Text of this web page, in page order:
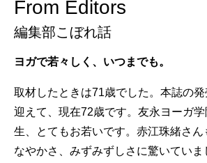
From Editors
編集部こぼれ話
ヨガで若々しく、いつまでも。
取材したときは71歳でした。本誌の
迎えて、現在72歳です。友永ヨーガ
生、とてもお若いです。赤江珠緒さん
なやかさ、みずみずしさに驚いていま